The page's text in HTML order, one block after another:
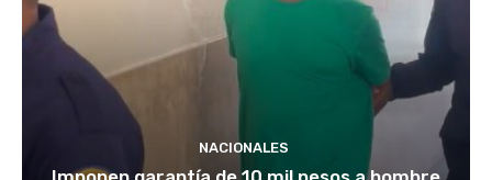
NACIONALES